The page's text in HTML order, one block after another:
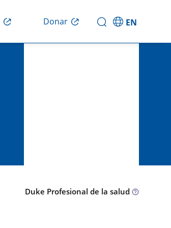
Donar EN
Duke Profesional de la salud